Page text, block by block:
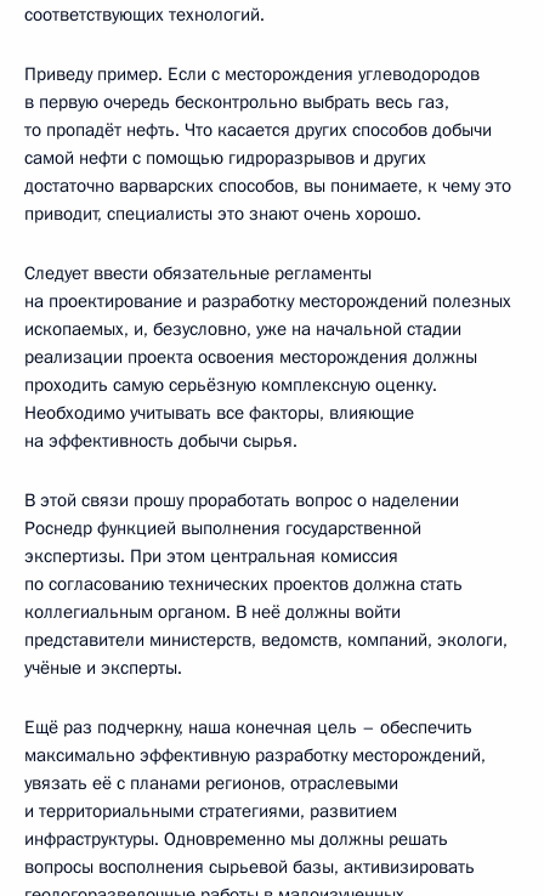
соответствующих технологий.
Приведу пример. Если с месторождения углеводородов
в первую очередь бесконтрольно выбрать весь газ,
то пропадёт нефть. Что касается других способов добычи
самой нефти с помощью гидроразрывов и других
достаточно варварских способов, вы понимаете, к чему это
приводит, специалисты это знают очень хорошо.
Следует ввести обязательные регламенты
на проектирование и разработку месторождений полезных
ископаемых, и, безусловно, уже на начальной стадии
реализации проекта освоения месторождения должны
проходить самую серьёзную комплексную оценку.
Необходимо учитывать все факторы, влияющие
на эффективность добычи сырья.
В этой связи прошу проработать вопрос о наделении
Роснедр функцией выполнения государственной
экспертизы. При этом центральная комиссия
по согласованию технических проектов должна стать
коллегиальным органом. В неё должны войти
представители министерств, ведомств, компаний, экологи,
учёные и эксперты.
Ещё раз подчеркну, наша конечная цель – обеспечить
максимально эффективную разработку месторождений,
увязать её с планами регионов, отраслевыми
и территориальными стратегиями, развитием
инфраструктуры. Одновременно мы должны решать
вопросы восполнения сырьевой базы, активизировать